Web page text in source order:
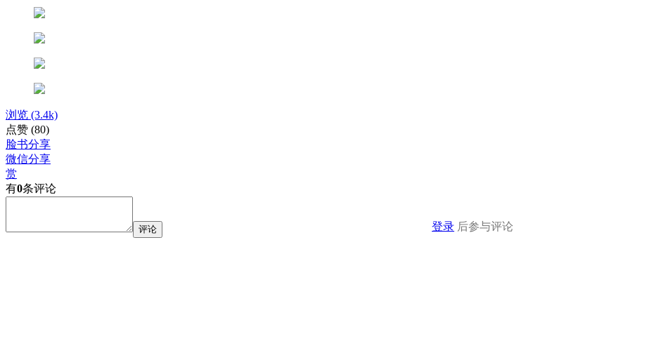
浏览 (3.4k)
点赞 (80)
脸书分享
微信分享
赏
有0条评论
登录 后参与评论
评论